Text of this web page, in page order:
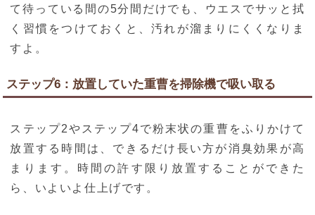
て待っている間の5分間だけでも、ウエスでサッと拭
く習慣をつけておくと、汚れが溜まりにくくなりま
すよ。
ステップ6：放置していた重曹を掃除機で吸い取る
ステップ2やステップ4で粉末状の重曹をふりかけて
放置する時間は、できるだけ長い方が消臭効果が高
まります。時間の許す限り放置することができた
ら、いよいよ仕上げです。